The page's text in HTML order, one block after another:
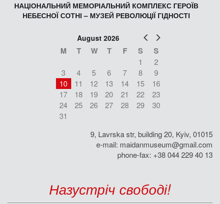
НАЦІОНАЛЬНИЙ МЕМОРІАЛЬНИЙ КОМПЛЕКС ГЕРОЇВ
НЕБЕСНОЇ СОТНІ – МУЗЕЙ РЕВОЛЮЦІЇ ГІДНОСТІ
Prev
August 2026
M T W T F S S
1
2
3
4 5 6 7 8
9
10
11 12 13 14 15
16
17
18 19 20 21 22
23
24
25 26 27 28 29
30
31
9, Lavrska str, building 20, Kyiv, 01015
e-mail: maidanmuseum@gmail.com
phone-fax: +38 044 229 40 13
Назустріч свободі!